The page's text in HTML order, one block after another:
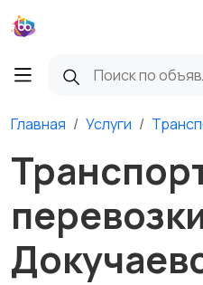
Главная Услуги